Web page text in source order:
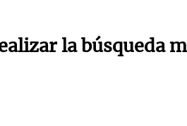
la búsqueda